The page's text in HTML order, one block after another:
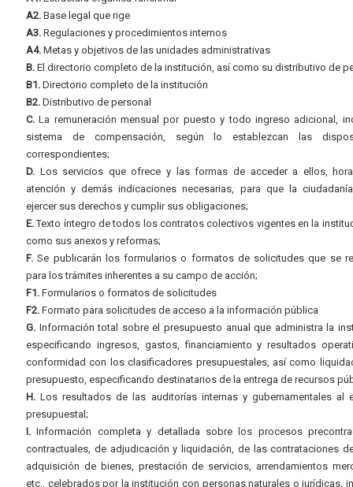
A2. Base legal que rige
A3. Regulaciones y procedimientos internos
A4. Metas y objetivos de las unidades administrativas
B. El directorio completo de la institución, así como su distributivo de
B1. Directorio completo de la institución
B2. Distributivo de personal
C. La remuneración mensual por puesto y todo ingreso adicional,
sistema de compensación, según lo establezcan las
correspondientes;
D. Los servicios que ofrece y las formas de acceder a ellos,
atención y demás indicaciones necesarias, para que la
ejercer sus derechos y cumplir sus obligaciones;
E.Texto íntegro de todos los contratos colectivos vigentes en la
como sus anexos y reformas;
F. Se publicarán los formularios o formatos de solicitudes que se
para los trámites inherentes a su campo de acción;
F1. Formularios o formatos de solicitudes
F2. Formato para solicitudes de acceso a la información pública
G. Información total sobre el presupuesto anual que administra la
especificando ingresos, gastos, financiamiento y resultados
conformidad con los clasificadores presupuestales, así como
presupuesto, especificando destinatarios de la entrega de recursos
H. Los resultados de las auditorías internas y gubernamentales al
presupuestal;
I. Información completa y detallada sobre los procesos
contractuales, de adjudicación y liquidación, de las contrataciones
adquisición de bienes, prestación de servicios, arrendamientos
etc., celebrados por la institución con personas naturales o jurídicas,